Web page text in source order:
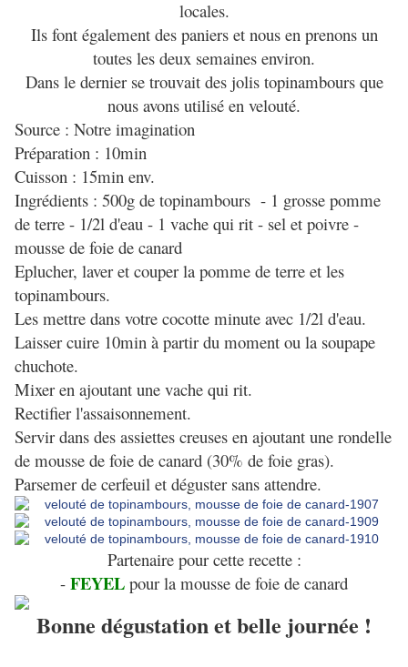
locales.
Ils font également des paniers et nous en prenons un
toutes les deux semaines environ.
Dans le dernier se trouvait des jolis topinambours que
nous avons utilisé en velouté.
Source : Notre imagination
Préparation : 10min
Cuisson : 15min env.
Ingrédients : 500g de topinambours - 1 grosse pomme
de terre - 1/2l d'eau - 1 vache qui rit - sel et poivre -
mousse de foie de canard
Eplucher, laver et couper la pomme de terre et les
topinambours.
Les mettre dans votre cocotte minute avec 1/2l d'eau.
Laisser cuire 10min à partir du moment ou la soupape
chuchote.
Mixer en ajoutant une vache qui rit.
Rectifier l'assaisonnement.
Servir dans des assiettes creuses en ajoutant une rondelle
de mousse de foie de canard (30% de foie gras).
Parsemer de cerfeuil et déguster sans attendre.
Partenaire pour cette recette :
- FEYEL pour la mousse de foie de canard
Bonne dégustation et belle journée !